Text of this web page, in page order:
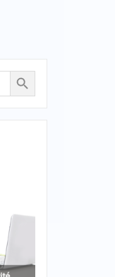
Search Button